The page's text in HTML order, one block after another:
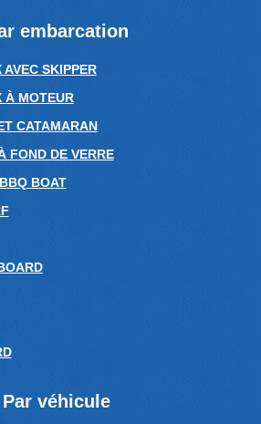
embarcation
AVEC SKIPPER
À MOTEUR
CATAMARAN
FOND DE VERRE
BOAT
Par véhicule